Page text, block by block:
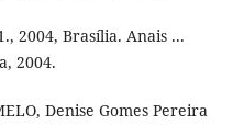
2004, Brasília. Anais ...
2004.
Denise Gomes Pereira